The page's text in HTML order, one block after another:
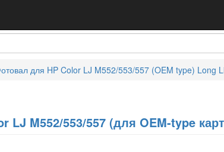
для HP Color LJ M552/553/557 (OEM type) Long
LJ M552/553/557 (для OEM-type